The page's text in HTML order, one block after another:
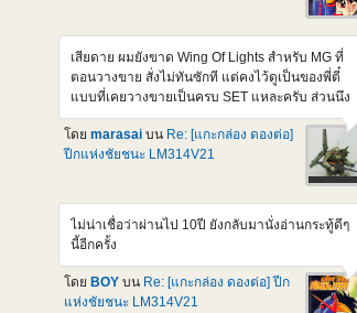
หาดู Victory sub Thai ยากเหมือนกันนะครับ ท้าย
เสียดาย ผมยังขาด Wing Of Lights สำหรับ MG ที่
ตอนวางขาย สั่งไม่ทันซักที แต่คงไว้ดูเป็นของพี่ตี๋
แบบที่เคยวางขายเป็นครบ SET แหละครับ ส่วนนึง
จะเอาตัวหุ่น V2 มาทำสีเข้ม ให้เป็นตัวในภาค
crossbone ที่ Bandai ยังไม่ทำ ส่วนตัว ชอบหุ่นประ
หลาดๆ ในภาค steel 7 ทีเป็นภาคเกี่ยวเนื่องกับ
Crossbone, F90 และ Victory ตอนนี้ ที่นอกเหนือ
ของภาค มีออกมาเพิ่มจำนวนนึงละ เช่น RE/100
XM-07B Vigna-Ghina II [Jupiter Battle Ver.] ตัว
Gundam F91 Ver 2.0 (Harrison Madin Custom)
ตัวนี้มีสอง Ver. ก็ออกไปละ อีกตัวที่รอลุ้น ก็เป็น MG
โดย marasai บน Re: [แกะกล่อง ดองต่อ]
ปีกแห่งชัยชนะ LM314V21
ไม่น่าเชื่อว่าผ่านไป 10ปี ยังกลับมานั่งอ่านกระทู้ดีๆ
นี้อีกครั้ง
โดย BOY บน Re: [แกะกล่อง ดองต่อ] ปีก
แห่งชัยชนะ LM314V21